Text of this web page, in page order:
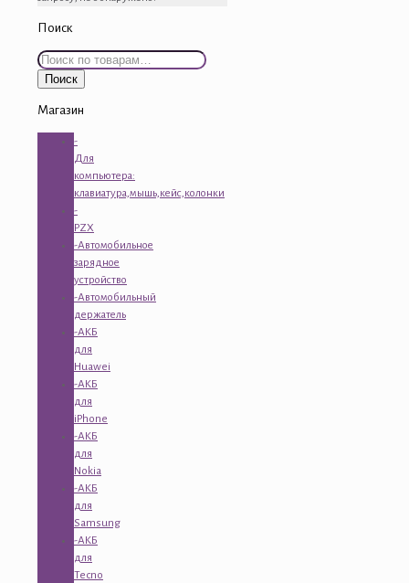
Поиск
Искать:
Поиск
Магазин
-
Для
компьютера:
клавиатура,мышь,кейс,колонки
-
PZX
-Автомобильное
зарядное
устройство
-Автомобильный
держатель
-АКБ
для
Huawei
-АКБ
для
iPhone
-АКБ
для
Nokia
-АКБ
для
Samsung
-АКБ
для
Tecno